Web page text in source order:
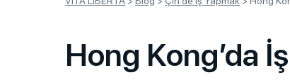
Hong Kong’da